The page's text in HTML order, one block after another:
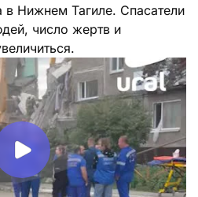
Нижнем Тагиле. Спасатели
число жертв и